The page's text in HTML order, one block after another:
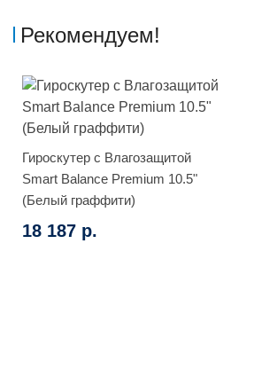
Рекомендуем!
Гироскутер с Влагозащитой
Smart Balance Premium 10.5"
(Белый граффити)
18 187 р.